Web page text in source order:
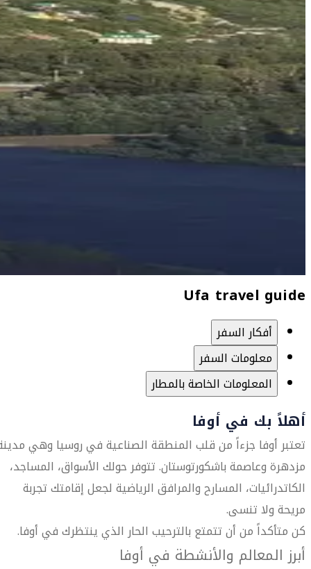
Ufa travel guide
أفكار السفر
معلومات السفر
المعلومات الخاصة بالمطار
أهلاً بك في أوفا
تعتبر أوفا جزءاً من قلب المنطقة الصناعية في روسيا وهي
مزدهرة وعاصمة باشكورتوستان. تتوفر حولك الأسواق، المساجد،
الكاتدرائيات، المسارح والمرافق الرياضية لجعل إقامتك تجربة
مريحة ولا تنسى.
كن متأكداً من أن تتمتع بالترحيب الحار الذي ينتظرك في أوفا.
أبرز المعالم والأنشطة في أوفا